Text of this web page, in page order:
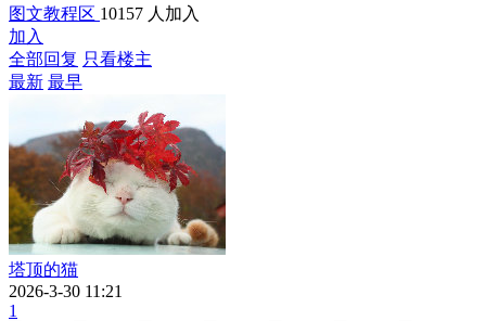
图文教程区 10157 人加入
加入
全部回复 只看楼主
最新 最早
塔顶的猫
2026-3-30 11:21
1